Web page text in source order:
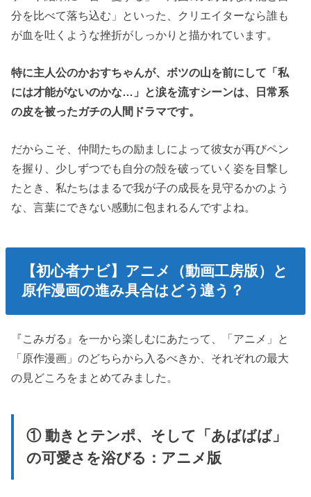
分を比べて落ち込む」といった、クリエイターなら誰も
が血を吐くような挫折がしっかりと描かれています。
特に主人公のかおすちゃんが、ボツの山を前にして「私
には才能がないのかな…」と涙を流すシーンは、日常系
の皮を被ったガチの人間ドラマです。
だからこそ、仲間たちの励ましによって彼女が再びペン
を握り、少しずつでも自分の殻を破っていく姿を目撃し
たとき、私たちはまるで我が子の成長を見守るかのよう
な、言葉にできない感動に包まれるんですよね。
【初心者ナビ】アニメ（動画工房版）と
原作漫画の進み具合はどう違う？
『こみガる』を一から楽しむにあたって、「アニメ」と
「原作漫画」のどちらから入るべきか、それぞれの最大
の見どころをまとめてみました。
① 動きとテンポ、そして「あばばば」
の可愛さを浴びる：アニメ版